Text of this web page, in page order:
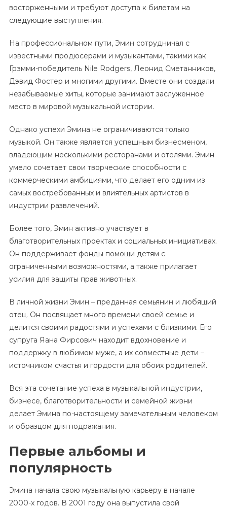
восторженными и требуют доступа к билетам на
следующие выступления.
На профессиональном пути, Эмин сотрудничал с
известными продюсерами и музыкантами, такими как
Грэмми-победитель Nile Rodgers, Леонид Сметанников,
Дэвид Фостер и многими другими. Вместе они создали
незабываемые хиты, которые занимают заслуженное
место в мировой музыкальной истории.
Однако успехи Эмина не ограничиваются только
музыкой. Он также является успешным бизнесменом,
владеющим несколькими ресторанами и отелями. Эмин
умело сочетает свои творческие способности с
коммерческими амбициями, что делает его одним из
самых востребованных и влиятельных артистов в
индустрии развлечений.
Более того, Эмин активно участвует в
благотворительных проектах и социальных инициативах.
Он поддерживает фонды помощи детям с
ограниченными возможностями, а также прилагает
усилия для защиты прав животных.
В личной жизни Эмин – преданная семьянин и любящий
отец. Он посвящает много времени своей семье и
делится своими радостями и успехами с близкими. Его
супруга Яана Фирсович находит вдохновение и
поддержку в любимом муже, а их совместные дети –
источником счастья и гордости для обоих родителей.
Вся эта сочетание успеха в музыкальной индустрии,
бизнесе, благотворительности и семейной жизни
делает Эмина по-настоящему замечательным человеком
и образцом для подражания.
Первые альбомы и
популярность
Эмина начала свою музыкальную карьеру в начале
2000-х годов. В 2001 году она выпустила свой